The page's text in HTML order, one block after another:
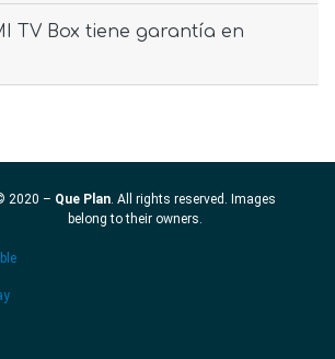
TV Box tiene garantía en
2020 – Que Plan. All rights reserved. Images
belong to their owners.